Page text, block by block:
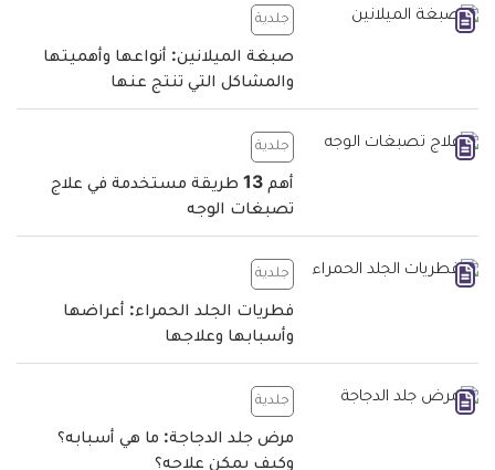
جلدية
صبغة الميلانين: أنواعها وأهميتها
والمشاكل التي تنتج عنها
جلدية
أهم 13 طريقة مستخدمة في علاج
تصبغات الوجه
جلدية
فطريات الجلد الحمراء: أعراضها
وأسبابها وعلاجها
جلدية
مرض جلد الدجاجة: ما هي أسبابه؟
وكيف يمكن علاجه؟